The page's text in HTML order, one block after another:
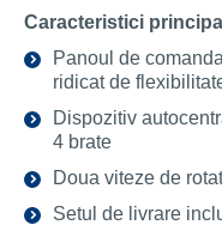
Caracteristici
Panoul de
ridicat de
Dispozitiv
4 brate
Doua viteze de
Setul de livrare